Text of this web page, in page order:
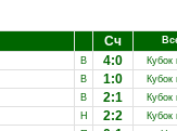
Сч
В 4:0
Кубок
В 1:0
Кубок
В 2:1
Кубок
Н 2:2
Кубок